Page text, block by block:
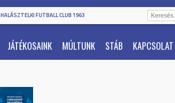
HALÁSZTELKI FUTBALL CLUB 1963
JÁTÉKOSAINK MÚLTUNK STÁB KAPCSOLAT